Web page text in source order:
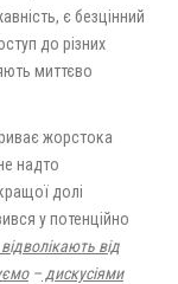
є безцінний
до різних
миттєво
жорстока
надто
долі
у потенційно
від
– дискусіями